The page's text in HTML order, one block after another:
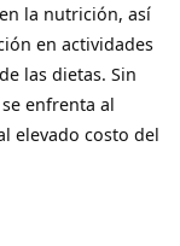
la nutrición, así
en actividades
las dietas. Sin
enfrenta al
elevado costo del